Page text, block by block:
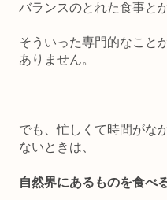
バランスのとれた食事と
そういった専門的なこと
ありません。
でも、忙しくて時間がな
ないときは、
自然界にあるものを食べ